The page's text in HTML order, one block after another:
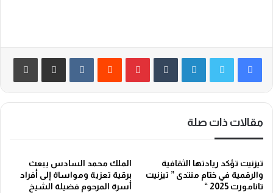
لينكدإن بينتيريست ‏VKontakte
مقالات ذات صلة
تيزنيت تؤكد ريادتها الثقافية
والرقمية في ختام منتدى ” تيزنيت
تانامورت 2025 “
الملك محمد السادس يبعث
برقية تعزية ومواساة إلى أفراد
أسرة المرحوم فضيلة الشيخ